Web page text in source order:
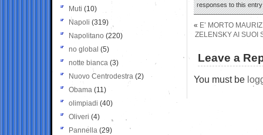
responses to this
« E’ MORTO
ZELENSKY AI SUOI
Leave a
You must be
Muti (10)
Napoli (319)
Napolitano (220)
no global (5)
notte bianca (3)
Nuovo Centrodestra (2)
Obama (11)
olimpiadi (40)
Oliveri (4)
Pannella (29)